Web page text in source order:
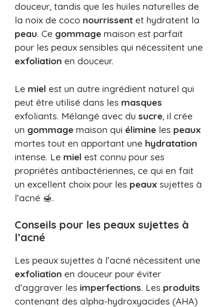
douceur, tandis que les huiles naturelles de
la noix de coco nourrissent et hydratent la
peau. Ce gommage maison est parfait
pour les peaux sensibles qui nécessitent une
exfoliation en douceur.
Le miel est un autre ingrédient naturel qui
peut être utilisé dans les masques
exfoliants. Mélangé avec du sucre, il crée
un gommage maison qui élimine les peaux
mortes tout en apportant une hydratation
intense. Le miel est connu pour ses
propriétés antibactériennes, ce qui en fait
un excellent choix pour les peaux sujettes à
l’acné 🍯.
Conseils pour les peaux sujettes à
l’acné
Les peaux sujettes à l’acné nécessitent une
exfoliation en douceur pour éviter
d’aggraver les imperfections. Les produits
contenant des alpha-hydroxyacides (AHA)